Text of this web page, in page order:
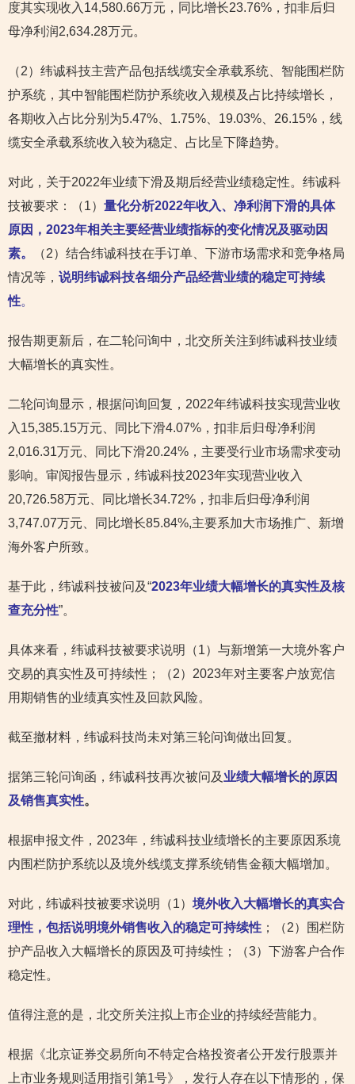
度其实现收入14,580.66万元，同比增长23.76%，扣非后归
母净利润2,634.28万元。
（2）纬诚科技主营产品包括线缆安全承载系统、智能围栏防
护系统，其中智能围栏防护系统收入规模及占比持续增长，
各期收入占比分别为5.47%、1.75%、19.03%、26.15%，线
缆安全承载系统收入较为稳定、占比呈下降趋势。
对此，关于2022年业绩下滑及期后经营业绩稳定性。纬诚科
技被要求：（1） 量化分析2022年收入、净利润下滑的具体
原因，2023年相关主要经营业绩指标的变化情况及驱动因
素。
（2）结合纬诚科技在手订单、下游市场需求和竞争格局
情况等， 说明纬诚科技各细分产品经营业绩的稳定可持续
性。
报告期更新后，在二轮问询中，北交所关注到纬诚科技业绩
大幅增长的真实性。
二轮问询显示，根据问询回复，2022年纬诚科技实现营业收
入15,385.15万元、同比下滑4.07%，扣非后归母净利润
2,016.31万元、同比下滑20.24%，主要受行业市场需求变动
影响。审阅报告显示，纬诚科技2023年实现营业收入
20,726.58万元、同比增长34.72%，扣非后归母净利润
3,747.07万元、同比增长85.84%,主要系加大市场推广、新增
海外客户所致。
基于此，纬诚科技被问及“2023年业绩大幅增长的真实性及核
查充分性”。
具体来看，纬诚科技被要求说明（1）与新增第一大境外客户
交易的真实性及可持续性；（2）2023年对主要客户放宽信
用期销售的业绩真实性及回款风险。
截至撤材料，纬诚科技尚未对第三轮问询做出回复。
据第三轮问询函，纬诚科技再次被问及业绩大幅增长的原因
及销售真实性。
根据申报文件，2023年，纬诚科技业绩增长的主要原因系境
内围栏防护系统以及境外线缆支撑系统销售金额大幅增加。
对此，纬诚科技被要求说明（1） 境外收入大幅增长的真实合
理性，包括说明境外销售收入的稳定可持续性 ；（2）围栏防
护产品收入大幅增长的原因及可持续性；（3）下游客户合作
稳定性。
值得注意的是，北交所关注拟上市企业的持续经营能力。
根据《北京证券交易所向不特定合格投资者公开发行股票并
上市业务规则适用指引第1号》，发行人存在以下情形的，保